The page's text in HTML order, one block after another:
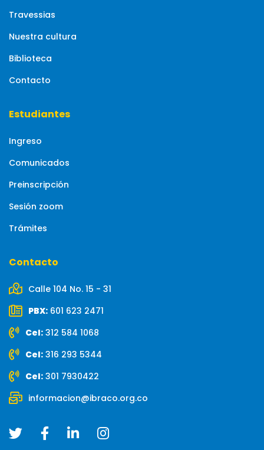
Travessias
Nuestra cultura
Biblioteca
Contacto
Estudiantes
Ingreso
Comunicados
Preinscripción
Sesión zoom
Trámites
Contacto
Calle 104 No. 15 - 31
PBX: 601 623 2471
Cel: 312 584 1068
Cel: 316 293 5344
Cel: 301 7930422
informacion@ibraco.org.co